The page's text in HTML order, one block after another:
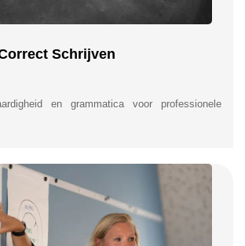
Schrijven
en grammatica voor professionele